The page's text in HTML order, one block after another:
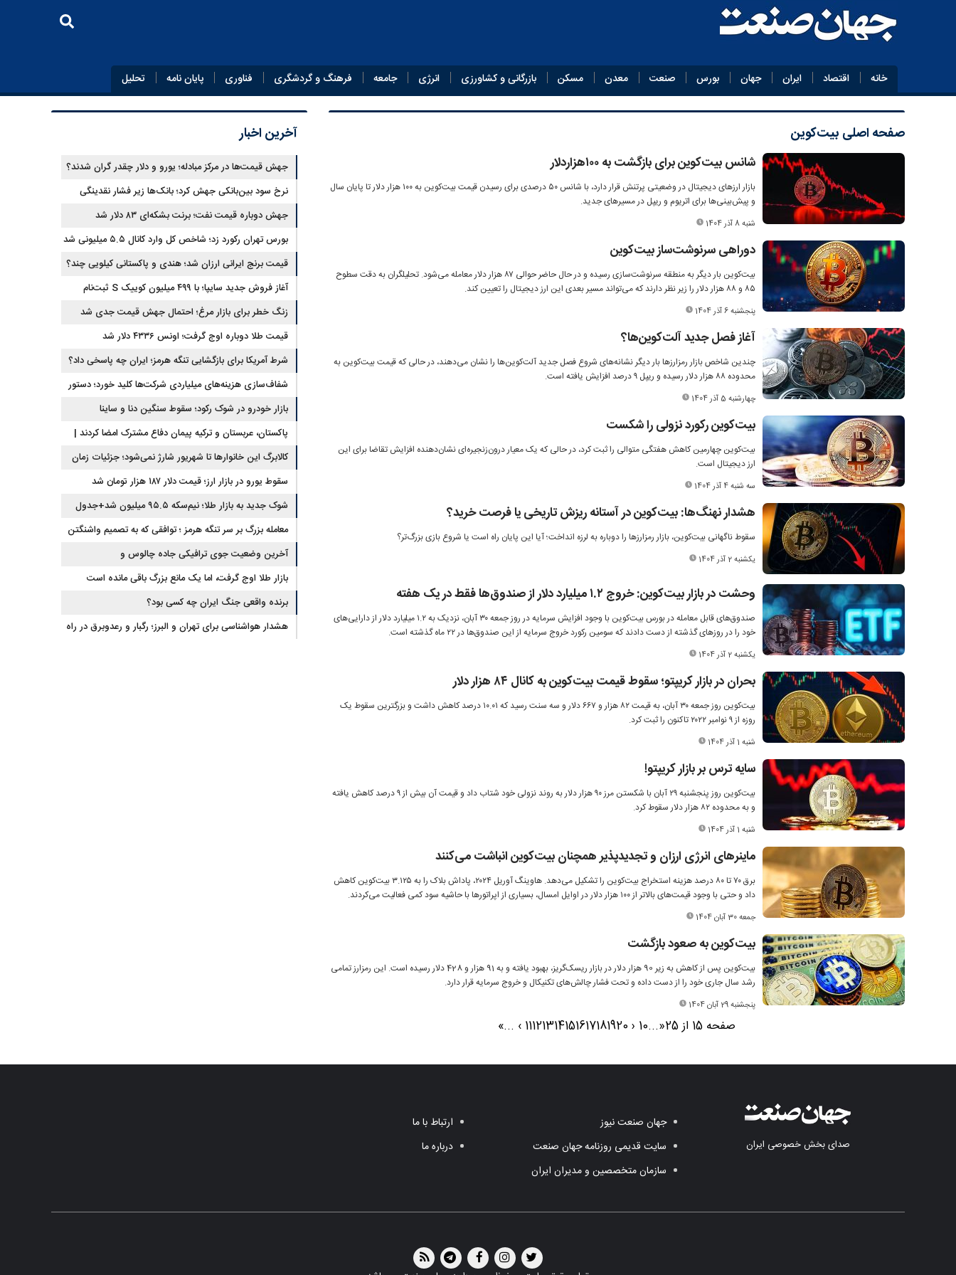
خانه اقتصاد ایران جهان بورس صنعت معدن مسکن بازرگانی و کشاورزی انرژی جامعه فرهنگ و گردشگری فناوری پایان‌ نامه تحلیل
صفحه اصلی بیت‌کوین
شانس بیت‌کوین برای بازگشت به ۱۰۰‌هزاردلار
بازار ارزهای دیجیتال در وضعیتی پرتنش قرار دارد، با شانس ۵۰ درصدی برای رسیدن قیمت بیت‌کوین به ۱۰۰ هزار دلار تا پایان سال
و پیش‌بینی‌ها برای اتریوم و ریپل در مسیرهای جدید.
شنبه 8 آذر 1404
دوراهی سرنوشت‌ساز بیت‌کوین
بیت‌کوین بار دیگر به منطقه سرنوشت‌سازی رسیده و در حال حاضر حوالی ۸۷ هزار دلار معامله می‌شود. تحلیلگران به دقت سطوح
۸۵ و ۸۸ هزار دلار را زیر نظر دارند که می‌تواند مسیر بعدی این ارز دیجیتال را تعیین کند.
پنجشنبه 6 آذر 1404
آغاز فصل جدید آلت‌کوین‌ها؟
چندین شاخص بازار رمزارزها بار دیگر نشانه‌های شروع فصل جدید آلت‌کوین‌ها را نشان می‌دهند، در حالی که قیمت بیت‌کوین به
محدوده ۸۸ هزار دلار رسیده و ریپل ۹ درصد افزایش یافته است.
چهارشنبه 5 آذر 1404
بیت‌کوین رکورد نزولی را شکست
بیت‌کوین چهارمین کاهش هفتگی متوالی را ثبت کرد، در حالی که یک معیار درون‌زنجیره‌ای نشان‌دهنده افزایش تقاضا برای این
ارز دیجیتال است.
سه شنبه 4 آذر 1404
هشدار نهنگ‌ها: بیت‌کوین در آستانه ریزش تاریخی یا فرصت خرید؟
سقوط ناگهانی بیت‌کوین، بازار رمزارزها را دوباره به لرزه انداخت؛ آیا این پایان راه است یا شروع بازی بزرگ‌تر؟
یکشنبه 2 آذر 1404
وحشت در بازار بیت‌کوین: خروج ۱.۲ میلیارد دلار از صندوق‌ها فقط در یک هفته
صندوق‌های قابل معامله در بورس بیت‌کوین با وجود افزایش سرمایه در روز جمعه ۳۰ آبان، نزدیک به ۱.۲ میلیارد دلار از دارایی‌های
خود را در روزهای گذشته از دست دادند که سومین رکورد خروج سرمایه از این صندوق‌ها در ۲۲ ماه گذشته است.
یکشنبه 2 آذر 1404
بحران در بازار کریپتو؛ سقوط قیمت بیت‌کوین به کانال ۸۴ هزار دلار
بیت‌کوین روز جمعه ۳۰ آبان، به قیمت ۸۲ هزار و ۶۶۷ دلار و سه سنت رسید که ۱۰.۰۱ درصد کاهش داشت و بزرگترین سقوط یک
روزه از ۹ نوامبر ۲۰۲۲ تاکنون را ثبت کرد.
شنبه 1 آذر 1404
سایه ترس بر بازار کریپتو!
بیت‌کوین روز پنجشنبه ۲۹ آبان با شکستن مرز ۹۰ هزار دلار به روند نزولی خود شتاب داد و قیمت آن بیش از ۹ درصد کاهش یافته
و به محدوده ۸۲ هزار دلار سقوط کرد.
شنبه 1 آذر 1404
ماینرهای انرژی ارزان و تجدیدپذیر همچنان بیت‌کوین انباشت می‌کنند
برق ۷۰ تا ۸۰ درصد هزینه استخراج بیت‌کوین را تشکیل می‌دهد. هاوینگ آوریل ۲۰۲۴، پاداش بلاک را به ۳.۱۲۵ بیت‌کوین کاهش
داد و حتی با وجود قیمت‌های بالاتر از ۱۰۰ هزار دلار در اوایل امسال، بسیاری از اپراتورها با حاشیه سود کمی فعالیت می‌کردند.
جمعه 30 آبان 1404
بیت‌کوین به صعود بازگشت
بیت‌کوین پس از کاهش به زیر 90 هزار دلار در بازار ریسک‌گریز، بهبود یافته و به 91 هزار و 428 دلار رسیده است. این رمزارز تمامی
رشد سال جاری خود را از دست داده و تحت فشار چالش‌های تکنیکال و خروج سرمایه قرار دارد.
پنجشنبه 29 آبان 1404
صفحه 15 از 25 «
...
10
‹
11121314151617181920
›
...
»
آخرین اخبار
جهش قیمت‌ها در مرکز مبادله؛ یورو و دلار چقدر گران شدند؟
نرخ سود بین‌بانکی جهش کرد؛ بانک‌ها زیر فشار نقدینگی
جهش دوباره قیمت نفت؛ برنت بشکه‌ای ۸۳ دلار شد
بورس تهران رکورد زد؛ شاخص کل وارد کانال ۵.۵ میلیونی شد
قیمت برنج ایرانی ارزان شد؛ هندی و پاکستانی کیلویی چند؟
آغاز فروش جدید سایپا؛ با ۴۹۹ میلیون کوییک S ثبت‌نام
کنید+جزئیات
زنگ خطر برای بازار مرغ؛ احتمال جهش قیمت جدی شد
قیمت طلا دوباره اوج گرفت؛ اونس ۴۳۳۶ دلار شد
شرط آمریکا برای بازگشایی تنگه هرمز؛ ایران چه پاسخی داد؟
شفاف‌سازی هزینه‌های میلیاردی شرکت‌ها کلید خورد؛ دستور
جدید سازمان بورس
بازار خودرو در شوک رکود؛ سقوط سنگین دنا و ساینا
پاکستان، عربستان و ترکیه پیمان دفاع مشترک امضا کردند |
ایران و اسرائیل در سایه پیمان جدید منطقه‌ای
کالابرگ این خانوارها تا شهریور شارژ نمی‌شود؛ جزئیات زمان
جدید
سقوط یورو در بازار ارز؛ قیمت دلار ۱۸۷ هزار تومان شد
شوک جدید به بازار طلا؛ نیم‌سکه ۹۵.۵ میلیون شد+جدول
معامله بزرگ بر سر تنگه هرمز ؛ توافقی که به تصمیم واشنگتن
وابسته است
آخرین وضعیت جوی ترافیکی جاده چالوس و
هراز+محورهای مسدود
بازار طلا اوج گرفت، اما یک مانع بزرگ باقی مانده است
برنده واقعی جنگ ایران چه کسی بود؟
هشدار هواشناسی برای تهران و البرز؛ رگبار و رعدوبرق در راه
صدای بخش خصوصی ایران
جهان صنعت نیوز
سایت قدیمی روزنامه جهان صنعت
سازمان متخصصین و مدیران ایران
ارتباط با ما
درباره ما